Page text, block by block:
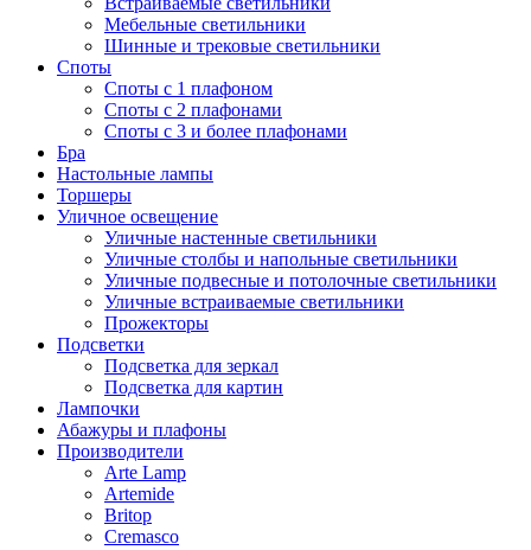
Мебельные светильники
Шинные и трековые светильники
Споты
Споты с 1 плафоном
Споты с 2 плафонами
Споты с 3 и более плафонами
Бра
Настольные лампы
Торшеры
Уличное освещение
Уличные настенные светильники
Уличные столбы и напольные светильники
Уличные подвесные и потолочные светильники
Уличные встраиваемые светильники
Прожекторы
Подсветки
Подсветка для зеркал
Подсветка для картин
Лампочки
Абажуры и плафоны
Производители
Arte Lamp
Artemide
Britop
Cremasco